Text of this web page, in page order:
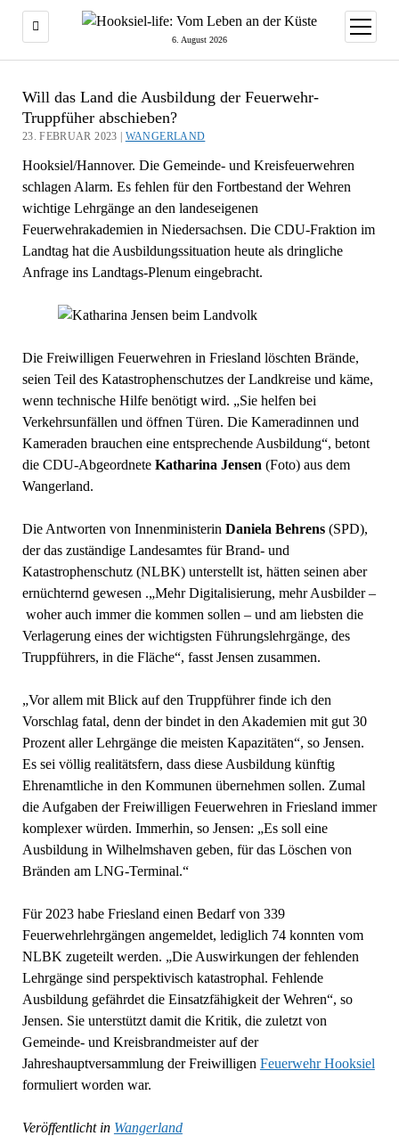
6. August 2026
Menü
öffnen
Will das Land die Ausbildung der Feuerwehr-
Truppfüher abschieben?
23. FEBRUAR 2023 | WANGERLAND
Hooksiel/Hannover. Die Gemeinde- und Kreisfeuerwehren
schlagen Alarm. Es fehlen für den Fortbestand der Wehren
wichtige Lehrgänge an den landeseigenen
Feuerwehrakademien in Niedersachsen. Die CDU-Fraktion im
Landtag hat die Ausbildungssituation heute als dringliche
Anfrage ins Landtags-Plenum eingebracht.
Die Freiwilligen Feuerwehren in Friesland löschten Brände,
seien Teil des Katastrophenschutzes der Landkreise und käme,
wenn technische Hilfe benötigt wird. „Sie helfen bei
Verkehrsunfällen und öffnen Türen. Die Kameradinnen und
Kameraden brauchen eine entsprechende Ausbildung“, betont
die CDU-Abgeordnete Katharina Jensen (Foto) aus dem
Wangerland.
Die Antworten von Innenministerin Daniela Behrens(SPD),
der das zuständige Landesamtes für Brand- und
Katastrophenschutz (NLBK) unterstellt ist, hätten seinen aber
ernüchternd gewesen .„Mehr Digitalisierung, mehr Ausbilder –
woher auch immer die kommen sollen – und am liebsten die
Verlagerung eines der wichtigsten Führungslehrgänge, des
Truppführers, in die Fläche“, fasst Jensen zusammen.
„Vor allem mit Blick auf den Truppführer finde ich den
Vorschlag fatal, denn der bindet in den Akademien mit gut 30
Prozent aller Lehrgänge die meisten Kapazitäten“, so Jensen.
Es sei völlig realitätsfern, dass diese Ausbildung künftig
Ehrenamtliche in den Kommunen übernehmen sollen. Zumal
die Aufgaben der Freiwilligen Feuerwehren in Friesland immer
komplexer würden. Immerhin, so Jensen: „Es soll eine
Ausbildung in Wilhelmshaven geben, für das Löschen von
Bränden am LNG-Terminal.“
Für 2023 habe Friesland einen Bedarf von 339
Feuerwehrlehrgängen angemeldet, lediglich 74 konnten vom
NLBK zugeteilt werden. „Die Auswirkungen der fehlenden
Lehrgänge sind perspektivisch katastrophal. Fehlende
Ausbildung gefährdet die Einsatzfähigkeit der Wehren“, so
Jensen. Sie unterstützt damit die Kritik, die zuletzt von
Gemeinde- und Kreisbrandmeister auf der
Jahreshauptversammlung der Freiwilligen Feuerwehr Hooksiel
formuliert worden war.
Veröffentlicht in Wangerland